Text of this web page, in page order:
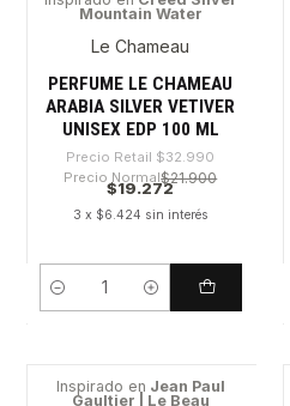
-41%
Mountain Water
Le Chameau
PERFUME LE CHAMEAU
ARABIA SILVER VETIVER
UNISEX EDP 100 ML
Precio Retail $32.990
Precio Normal$21.900
$19.272
3 x $6.424 sin interés
Cantidad
Inspirado en Jean Paul
Gaultier | Le Beau